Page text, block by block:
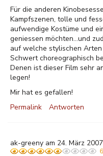
Für die anderen
Kampfszenen, tolle und
aufwendige Kostüme und
geniessen möchten...und
auf welche stylischen
Schwert choreographisch
Denen ist dieser Film sehr
legen!
Mir hat es gefallen!
Permalink
Antworten
ak-greeny am 24. März